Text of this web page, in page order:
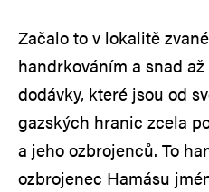
Začalo to v lokalitě
handrkováním a snad
dodávky, které jsou od
gazských hranic zcela
a jeho ozbrojenců. To
ozbrojenec Hamásu